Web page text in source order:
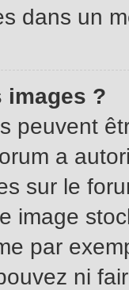
dans un
images ?
peuvent
a
sur le
image
par
ni